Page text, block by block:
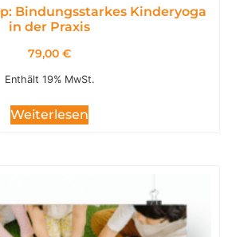
Bindungsstarkes Kinderyoga
in der Praxis
79,00 €
Enthält 19% MwSt.
Weiterlesen